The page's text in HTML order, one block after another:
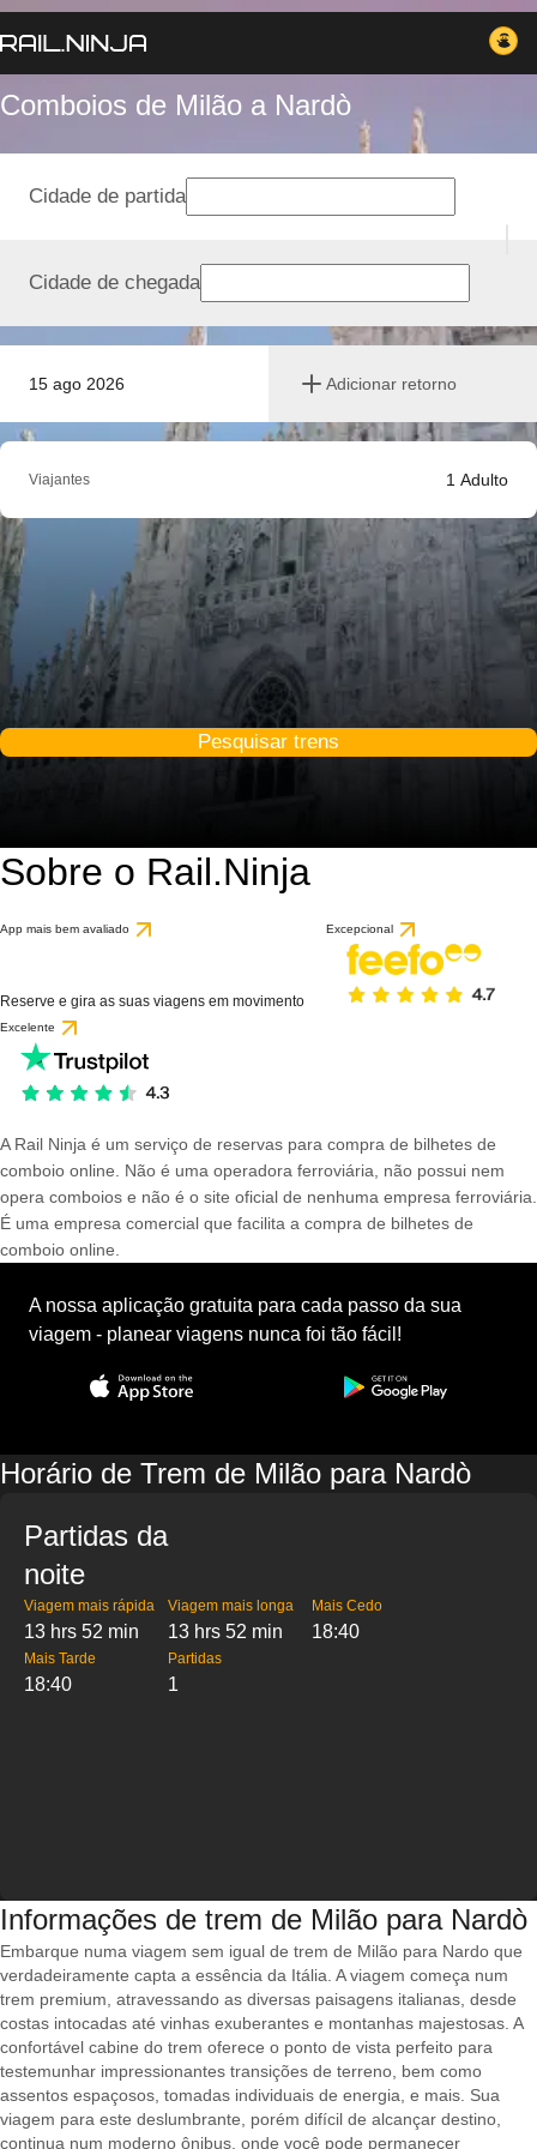
Comboios de Milão a Nardò
15 ago 2026 Adicionar retorno
Cidade de partida
Cidade de chegada
Viajantes 1 Adulto
Pesquisar trens
Sobre o Rail.Ninja
App mais bem avaliado
Reserve e gira as suas viagens em movimento
Excepcional
Excelente
A Rail Ninja é um serviço de reservas para compra de bilhetes de
comboio online. Não é uma operadora ferroviária, não possui nem
opera comboios e não é o site oficial de nenhuma empresa ferroviária.
É uma empresa comercial que facilita a compra de bilhetes de
comboio online.
A nossa aplicação gratuita para cada passo da sua
viagem - planear viagens nunca foi tão fácil!
Horário de Trem de Milão para Nardò
Partidas da
noite
Viagem mais rápida
13 hrs 52 min
Viagem mais longa
13 hrs 52 min
Mais Cedo
18:40
Mais Tarde
18:40
Partidas
1
Informações de trem de Milão para Nardò
Embarque numa viagem sem igual de trem de Milão para Nardo que
verdadeiramente capta a essência da Itália. A viagem começa num
trem premium, atravessando as diversas paisagens italianas, desde
costas intocadas até vinhas exuberantes e montanhas majestosas. A
confortável cabine do trem oferece o ponto de vista perfeito para
testemunhar impressionantes transições de terreno, bem como
assentos espaçosos, tomadas individuais de energia, e mais. Sua
viagem para este deslumbrante, porém difícil de alcançar destino,
continua num moderno ônibus, onde você pode permanecer